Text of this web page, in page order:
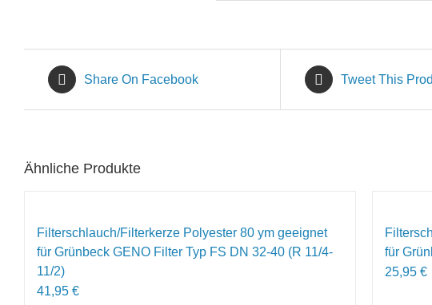
Share On Facebook Tweet This
Ähnliche Produkte
Filterschlauch/Filterkerze Polyester 80 ym geeignet
für Grünbeck GENO Filter Typ FS DN 32-40 (R 11/4-
11/2)
41,95 €
für
25,95 €